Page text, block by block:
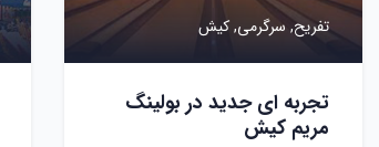
تفریح, سرگرمی,کیش
تجربه ای جدید در بولینگ
مریم کیش